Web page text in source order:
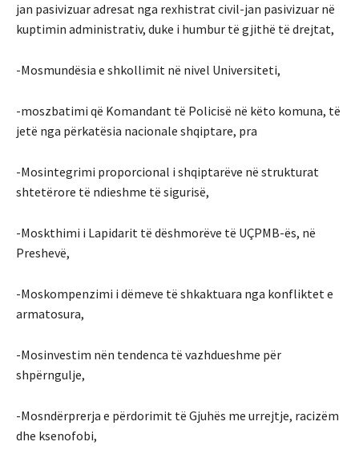
jan pasivizuar adresat nga rexhistrat civil-jan pasivizuar në
kuptimin administrativ, duke i humbur të gjithë të drejtat,
-Mosmundësia e shkollimit në nivel Universiteti,
-moszbatimi që Komandant të Policisë në këto komuna, të
jetë nga përkatësia nacionale shqiptare, pra
-Mosintegrimi proporcional i shqiptarëve në strukturat
shtetërore të ndieshme të sigurisë,
-Moskthimi i Lapidarit të dëshmorëve të UÇPMB-ës, në
Preshevë,
-Moskompenzimi i dëmeve të shkaktuara nga konfliktet e
armatosura,
-Mosinvestim nën tendenca të vazhdueshme për
shpërngulje,
-Mosndërprerja e përdorimit të Gjuhës me urrejtje, racizëm
dhe ksenofobi,